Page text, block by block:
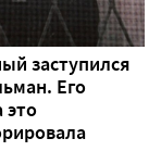
заступился
Его
это